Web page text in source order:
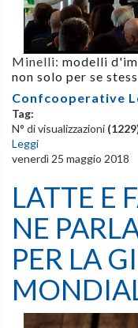
Minelli: modelli
non solo per se
Confcooperative
Tag:
N° di visualizzazioni
Leggi
venerdì 25 maggio 2018
LATTE E
NE
PER LA